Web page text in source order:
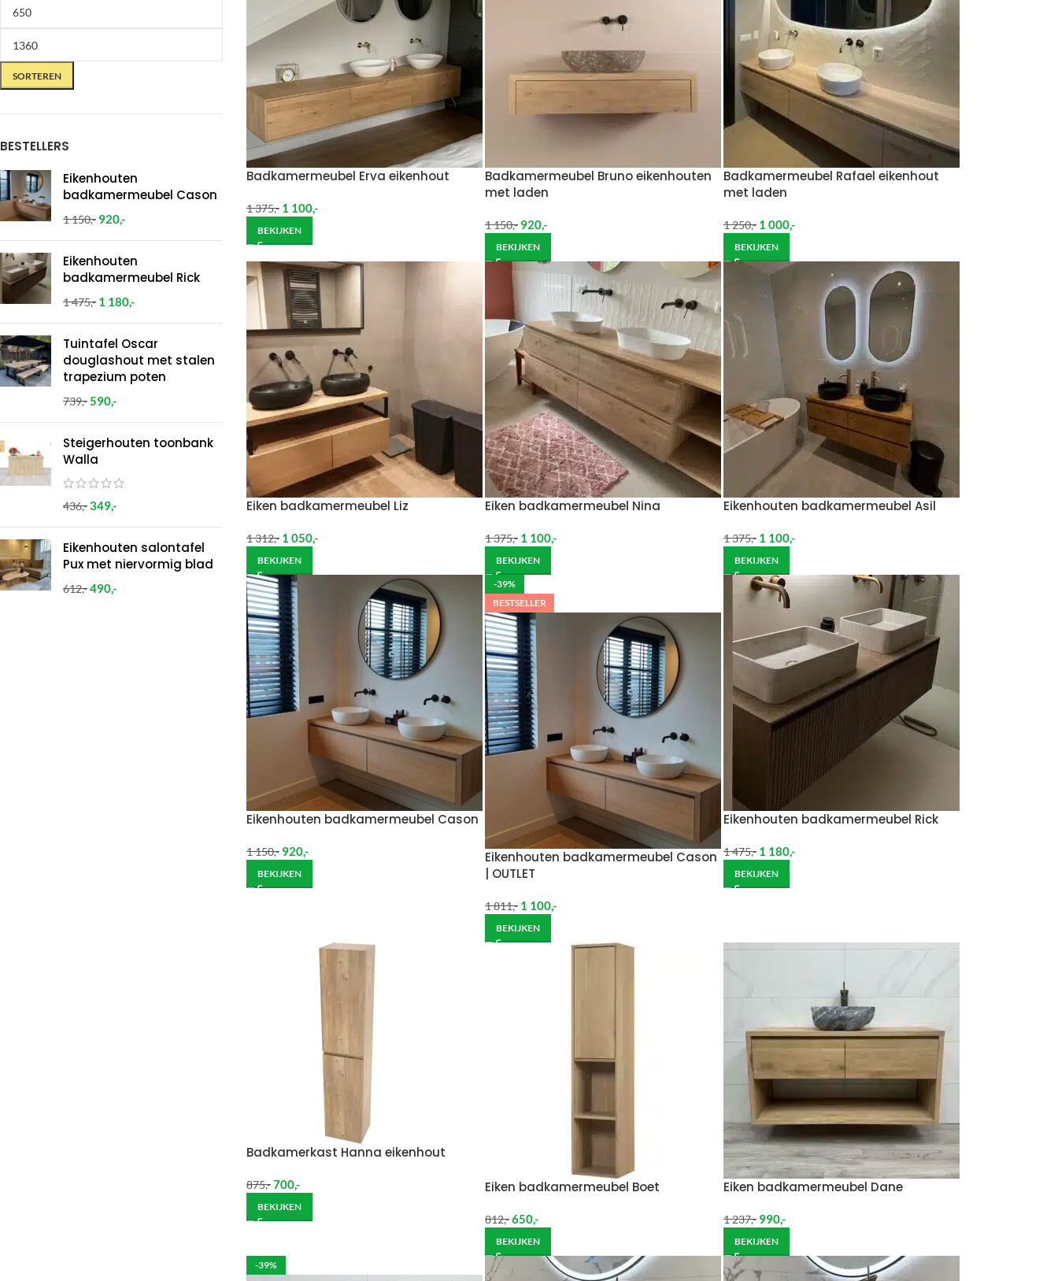
SORTEREN
BESTELLERS
Eikenhouten
badkamermeubel Cason
1 150,- 920,-
Eikenhouten
badkamermeubel Rick
1 475,- 1 180,-
Tuintafel Oscar
douglashout met stalen
trapezium poten
739,-590,-
Steigerhouten toonbank
Walla
436,-349,-
Eikenhouten salontafel
Pux met niervormig blad
612,-490,-
Badkamermeubel Erva eikenhout
1 375,- 1 100,-
BEKIJKEN
Badkamermeubel Bruno eikenhouten
met laden
1 150,- 920,-
BEKIJKEN
Badkamermeubel Rafael eikenhout
met laden
1 250,- 1 000,-
BEKIJKEN
Eiken badkamermeubel Liz
1 312,- 1 050,-
BEKIJKEN
Eiken badkamermeubel Nina
1 375,- 1 100,-
BEKIJKEN
Eikenhouten badkamermeubel Asil
1 375,- 1 100,-
BEKIJKEN
Eikenhouten badkamermeubel Cason
1 150,- 920,-
BEKIJKEN
-39%
BESTSELLER
Eikenhouten badkamermeubel Cason
| OUTLET
1 811,- 1 100,-
BEKIJKEN
Eikenhouten badkamermeubel Rick
1 475,- 1 180,-
BEKIJKEN
Badkamerkast Hanna eikenhout
875,-700,-
BEKIJKEN
Eiken badkamermeubel Boet
812,-650,-
BEKIJKEN
Eiken badkamermeubel Dane
1 237,- 990,-
BEKIJKEN
-39%